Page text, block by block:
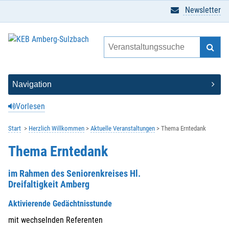
Vorlesen
Newsletter
Start Herzlich Willkommen Aktuelle Veranstaltungen Thema Erntedank
Thema Erntedank
im Rahmen des Seniorenkreises Hl.
Dreifaltigkeit Amberg
Aktivierende Gedächtnisstunde
mit wechselnden Referenten